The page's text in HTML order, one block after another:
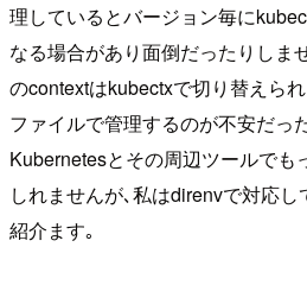
理しているとバージョン毎に
なる場合があり面倒だったりしま
のcontextはkubectxで切り替えら
ファイルで管理するのが不安だっ
Kubernetesとその周辺ツールでも
しれませんが､私はdirenvで対応
紹介ます｡